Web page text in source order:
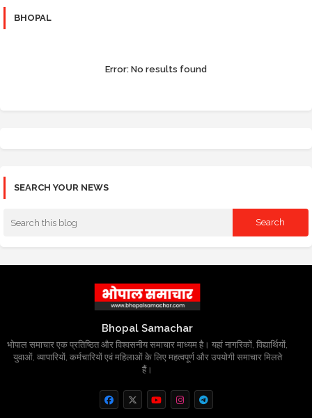
BHOPAL
Error: No results found
SEARCH YOUR NEWS
Bhopal Samachar
भोपाल समाचार एक प्रतिष्ठित और विश्वसनीय समाचार माध्यम है। यहां नागरिकों, विद्यार्थियों,
युवाओं, व्यापारियों, कर्मचारियों एवं महिलाओं के लिए महत्वपूर्ण और उपयोगी समाचार मिलते
हैं।